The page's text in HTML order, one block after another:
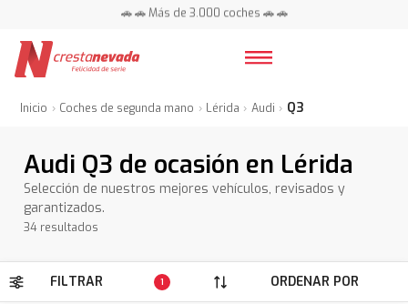
📍 Centros en toda España ⭐
📍 Centros en toda España ⭐
Inicio Coches de segunda mano Lérida Audi Q3
Audi Q3 de ocasión en Lérida
Selección de nuestros mejores vehículos, revisados y
garantizados.
34 resultados
FILTRAR 1 ORDENAR POR